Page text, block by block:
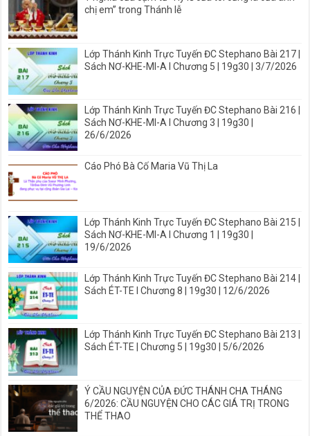
chị em” trong Thánh lễ
Lớp Thánh Kinh Trực Tuyến ĐC Stephano Bài 217 |
Sách NƠ-KHE-MI-A I Chương 5 | 19g30 | 3/7/2026
Lớp Thánh Kinh Trực Tuyến ĐC Stephano Bài 216 |
Sách NƠ-KHE-MI-A I Chương 3 | 19g30 |
26/6/2026
Cáo Phó Bà Cố Maria Vũ Thị La
Lớp Thánh Kinh Trực Tuyến ĐC Stephano Bài 215 |
Sách NƠ-KHE-MI-A I Chương 1 | 19g30 |
19/6/2026
Lớp Thánh Kinh Trực Tuyến ĐC Stephano Bài 214 |
Sách ÉT-TE I Chương 8 | 19g30 | 12/6/2026
Lớp Thánh Kinh Trực Tuyến ĐC Stephano Bài 213 |
Sách ÉT-TE | Chương 5 | 19g30 | 5/6/2026
Ý CẦU NGUYỆN CỦA ĐỨC THÁNH CHA THÁNG
6/2026: CẦU NGUYỆN CHO CÁC GIÁ TRỊ TRONG
THỂ THAO